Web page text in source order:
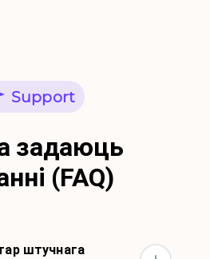
Support
задаюць
(FAQ)
штучнага